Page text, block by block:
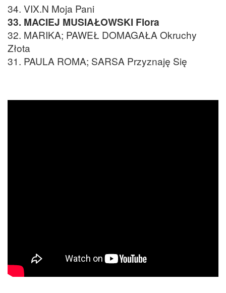
34. VIX.N Moja Pani
33. MACIEJ MUSIAŁOWSKI Flora
32. MARIKA; PAWEŁ DOMAGAŁA Okruchy
Złota
31. PAULA ROMA; SARSA Przyznaję Się